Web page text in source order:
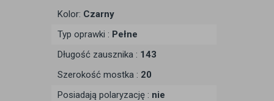
Kolor: Czarny
Typ oprawki : Pełne
Długość zausznika : 143
Szerokość mostka : 20
Posiadają polaryzację : nie